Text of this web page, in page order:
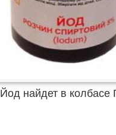
Йод найдет в